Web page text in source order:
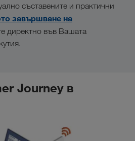
съставените и практични
завършване на
директно във Вашата
Journey в